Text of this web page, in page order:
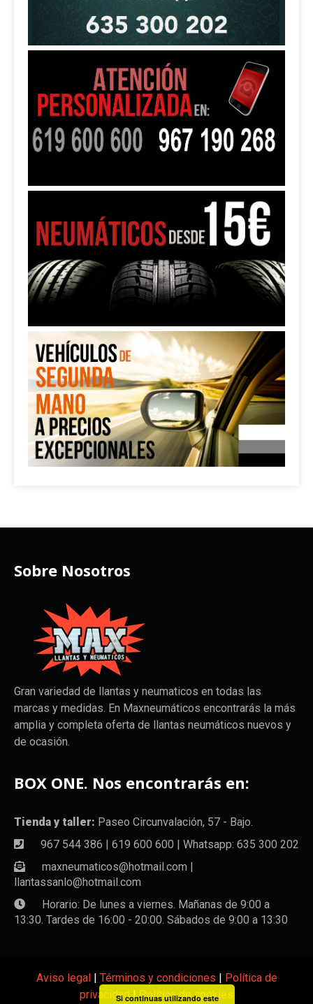
Sobre Nosotros
Gran variedad de llantas y neumaticos en todas las
marcas y medidas. En Maxneumáticos encontrarás la más
amplia y completa oferta de llantas neumáticos nuevos y
de ocasión.
BOX ONE. Nos encontrarás en:
Tienda y taller: Paseo Circunvalación, 57 - Bajo.
967 544 386 | 619 600 600 | Whatsapp: 635 300 202
maxneumaticos@hotmail.com |
llantassanlo@hotmail.com
Horario: De lunes a viernes. Mañanas de 9:00 a
13:30. Tardes de 16:00 - 20:00. Sábados de 9:00 a 13:30
Aviso legal| Términos y condiciones | Política de
privacidad|Política de cookies
Si continuas utilizando este